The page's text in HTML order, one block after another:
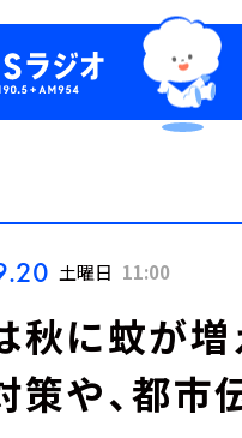
土曜日 11:00
秋に蚊が
策や、都